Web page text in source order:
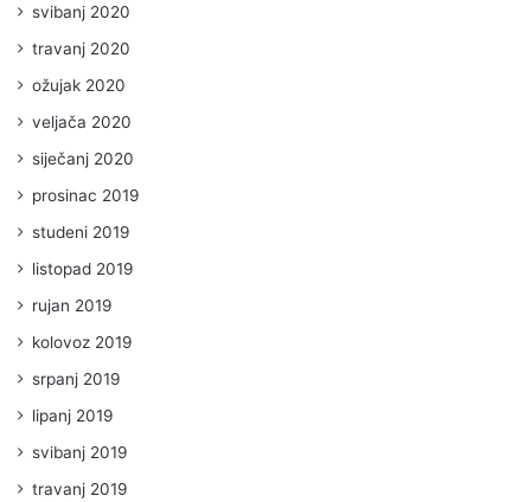
svibanj 2020
travanj 2020
ožujak 2020
veljača 2020
siječanj 2020
prosinac 2019
studeni 2019
listopad 2019
rujan 2019
kolovoz 2019
srpanj 2019
lipanj 2019
svibanj 2019
travanj 2019